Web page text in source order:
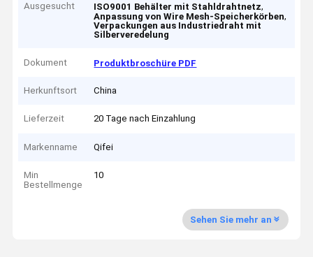
Ausgesucht ISO9001 Behälter mit Stahldrahtnetz,
Anpassung von Wire Mesh-Speicherkörben,
Verpackungen aus Industriedraht mit
Silberveredelung
Dokument Produktbroschüre PDF
Herkunftsort China
Lieferzeit 20 Tage nach Einzahlung
Markenname Qifei
Min
Bestellmenge
10
Sehen Sie mehr an